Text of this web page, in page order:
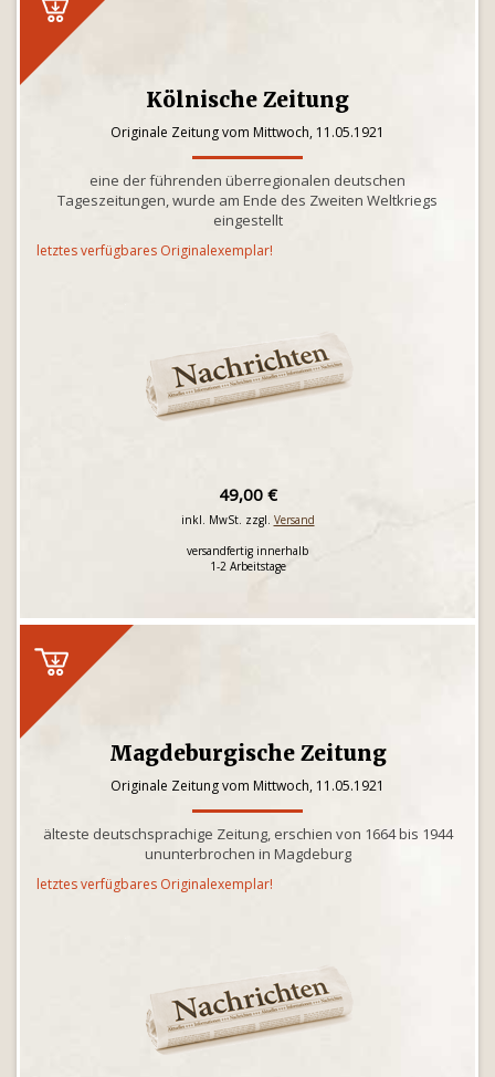
Kölnische Zeitung
Originale Zeitung vom Mittwoch, 11.05.1921
eine der führenden überregionalen deutschen
Tageszeitungen, wurde am Ende des Zweiten Weltkriegs
eingestellt
letztes verfügbares Originalexemplar!
49,00 €
inkl. MwSt. zzgl. Versand
versandfertig innerhalb
1-2 Arbeitstage
Magdeburgische Zeitung
Originale Zeitung vom Mittwoch, 11.05.1921
älteste deutschsprachige Zeitung, erschien von 1664 bis 1944
ununterbrochen in Magdeburg
letztes verfügbares Originalexemplar!